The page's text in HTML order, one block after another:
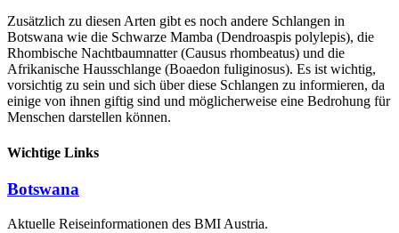
Zusätzlich zu diesen Arten gibt es noch andere Schlangen in
Botswana wie die Schwarze Mamba (Dendroaspis polylepis), die
Rhombische Nachtbaumnatter (Causus rhombeatus) und die
Afrikanische Hausschlange (Boaedon fuliginosus). Es ist wichtig,
vorsichtig zu sein und sich über diese Schlangen zu informieren, da
einige von ihnen giftig sind und möglicherweise eine Bedrohung für
Menschen darstellen können.
Wichtige Links
Botswana
Aktuelle Reiseinformationen des BMI Austria.